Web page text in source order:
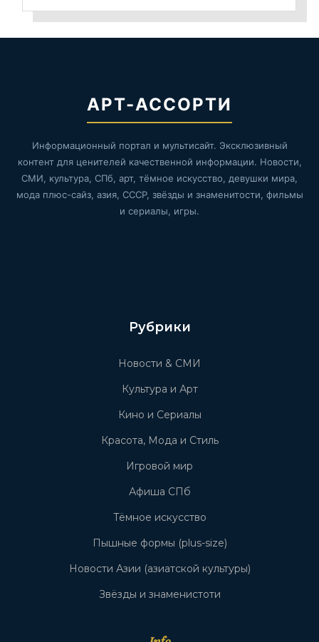
АРТ-АССОРТИ
Информационный портал и мультисайт. Эксклюзивный
контент для ценителей качественной информации. Новости,
СМИ, культура, СПб, арт, тёмное искусство, девушки мира,
мода плюс-сайз, азия, СССР, звёзды и знаменитости, фильмы
и сериалы, игры.
Рубрики
Новости & СМИ
Культура и Арт
Кино и Сериалы
Красота, Мода и Стиль
Игровой мир
Афиша СПб
Тёмное искусство
Пышные формы (plus-size)
Новости Азии (азиатской культуры)
Звёзды и знаменистоти